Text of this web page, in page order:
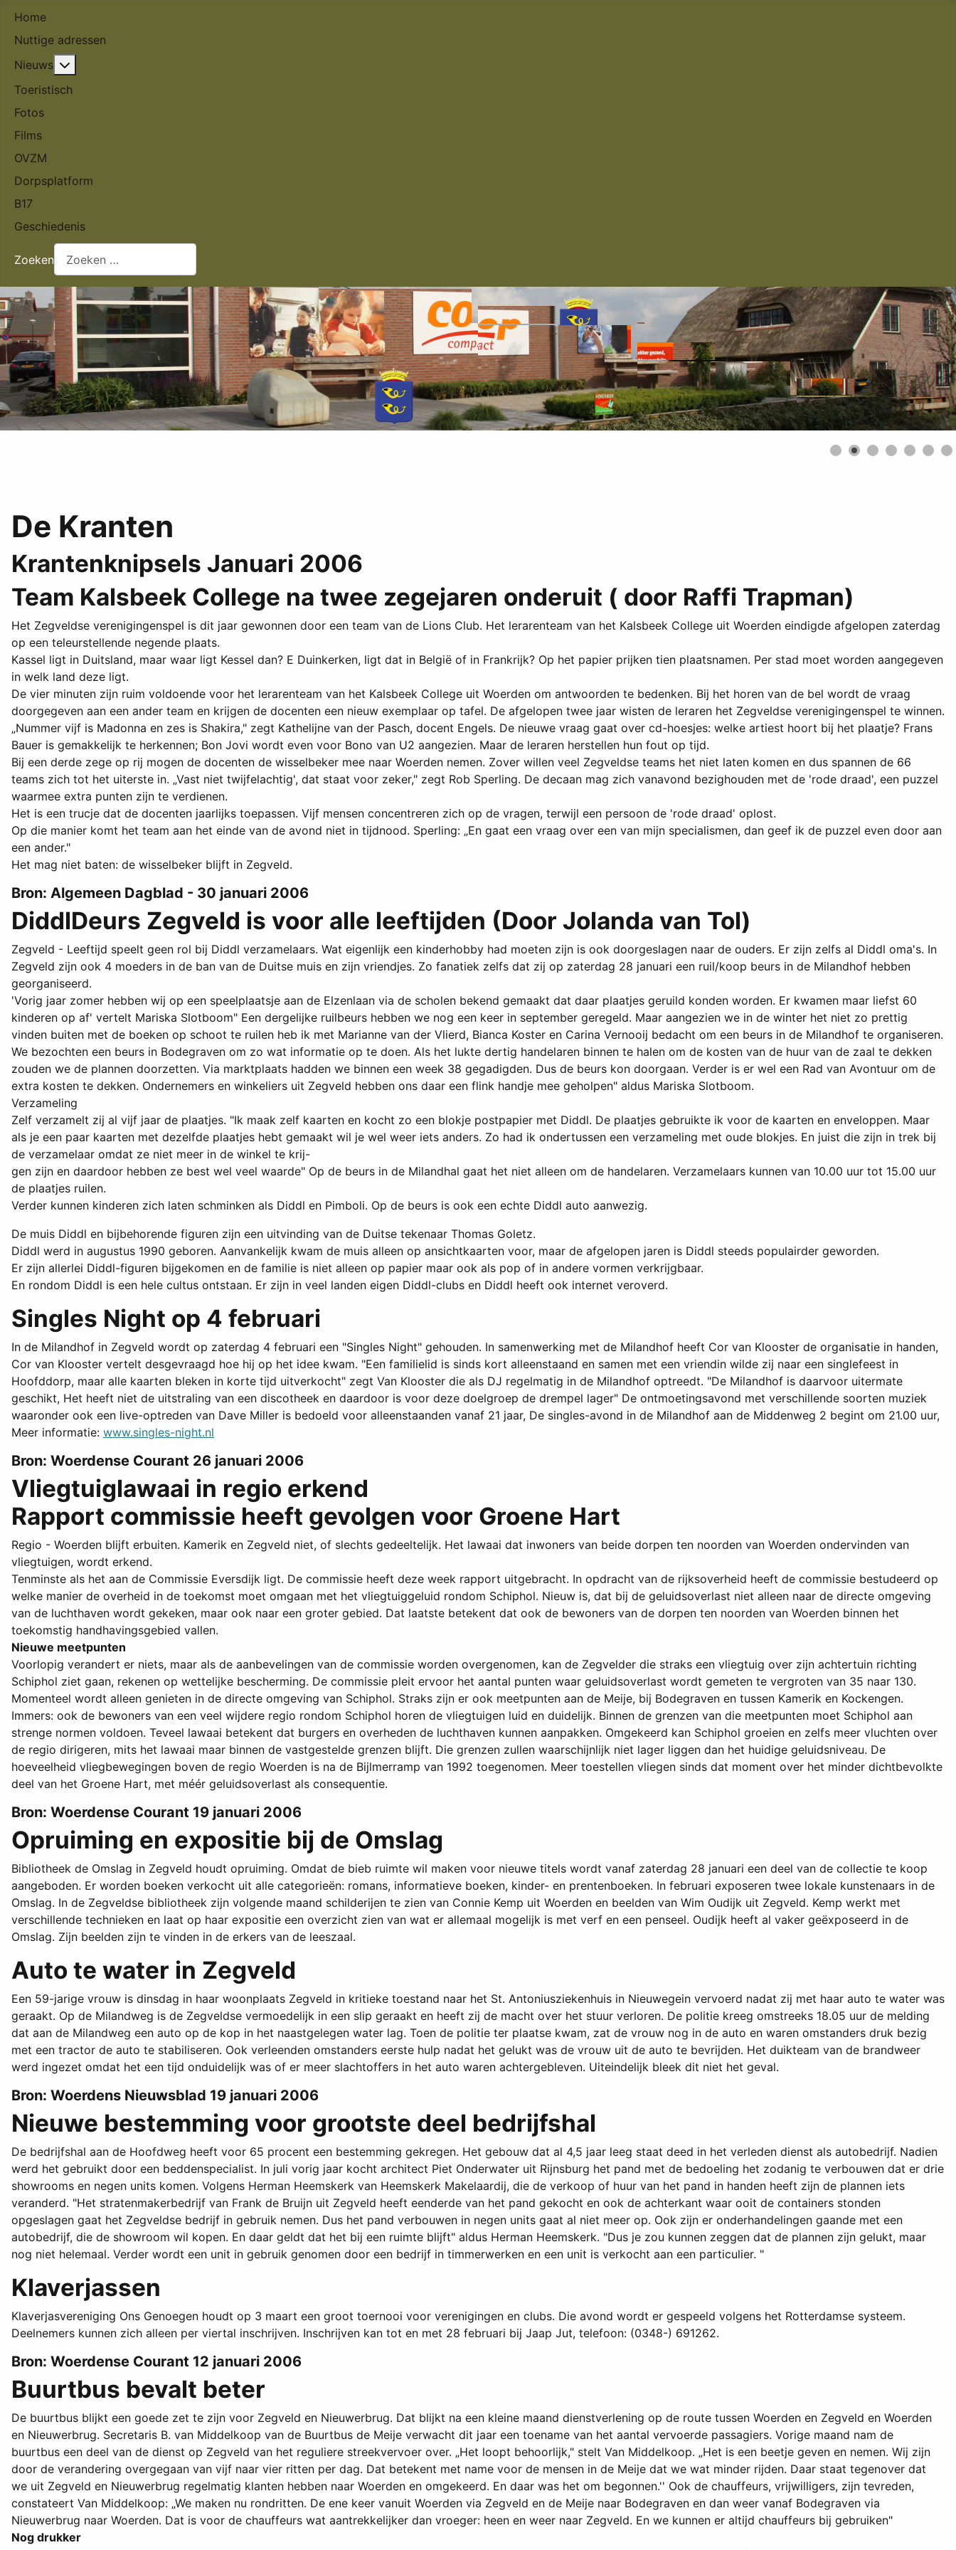
Home
Nuttige adressen
Nieuws
Toeristisch
Fotos
Films
OVZM
Dorpsplatform
B17
Geschiedenis
Zoeken
De Kranten
Krantenknipsels Januari 2006
Team Kalsbeek College na twee zegejaren onderuit ( door Raffi Trapman)
Het Zegveldse verenigingenspel is dit jaar gewonnen door een team van de Lions Club. Het lerarenteam van het Kalsbeek College uit Woerden eindigde afgelopen zaterdag
op een teleurstellende negende plaats.
Kassel ligt in Duitsland, maar waar ligt Kessel dan? E Duinkerken, ligt dat in België of in Frankrijk? Op het papier prijken tien plaatsnamen. Per stad moet worden aangegeven
in welk land deze ligt.
De vier minuten zijn ruim voldoende voor het lerarenteam van het Kalsbeek College uit Woerden om antwoorden te bedenken. Bij het horen van de bel wordt de vraag
doorgegeven aan een ander team en krijgen de docenten een nieuw exemplaar op tafel. De afgelopen twee jaar wisten de leraren het Zegveldse verenigingenspel te winnen.
„Nummer vijf is Madonna en zes is Shakira," zegt Kathelijne van der Pasch, docent Engels. De nieuwe vraag gaat over cd-hoesjes: welke artiest hoort bij het plaatje? Frans
Bauer is gemakkelijk te herkennen; Bon Jovi wordt even voor Bono van U2 aangezien. Maar de leraren herstellen hun fout op tijd.
Bij een derde zege op rij mogen de docenten de wisselbeker mee naar Woerden nemen. Zover willen veel Zegveldse teams het niet laten komen en dus spannen de 66
teams zich tot het uiterste in. „Vast niet twijfelachtig', dat staat voor zeker," zegt Rob Sperling. De decaan mag zich vanavond bezighouden met de 'rode draad', een puzzel
waarmee extra punten zijn te verdienen.
Het is een trucje dat de docenten jaarlijks toepassen. Vijf mensen concentreren zich op de vragen, terwijl een persoon de 'rode draad' oplost.
Op die manier komt het team aan het einde van de avond niet in tijdnood. Sperling: „En gaat een vraag over een van mijn specialismen, dan geef ik de puzzel even door aan
een ander."
Het mag niet baten: de wisselbeker blijft in Zegveld.
Bron: Algemeen Dagblad - 30 januari 2006
DiddlDeurs Zegveld is voor alle leeftijden (Door Jolanda van Tol)
Zegveld - Leeftijd speelt geen rol bij Diddl verzamelaars. Wat eigenlijk een kinderhobby had moeten zijn is ook doorgeslagen naar de ouders. Er zijn zelfs al Diddl oma's. In
Zegveld zijn ook 4 moeders in de ban van de Duitse muis en zijn vriendjes. Zo fanatiek zelfs dat zij op zaterdag 28 januari een ruil/koop beurs in de Milandhof hebben
georganiseerd.
'Vorig jaar zomer hebben wij op een speelplaatsje aan de Elzenlaan via de scholen bekend gemaakt dat daar plaatjes geruild konden worden. Er kwamen maar liefst 60
kinderen op af' vertelt Mariska Slotboom" Een dergelijke ruilbeurs hebben we nog een keer in september geregeld. Maar aangezien we in de winter het niet zo prettig
vinden buiten met de boeken op schoot te ruilen heb ik met Marianne van der Vlierd, Bianca Koster en Carina Vernooij bedacht om een beurs in de Milandhof te organiseren.
We bezochten een beurs in Bodegraven om zo wat informatie op te doen. Als het lukte dertig handelaren binnen te halen om de kosten van de huur van de zaal te dekken
zouden we de plannen doorzetten. Via marktplaats hadden we binnen een week 38 gegadigden. Dus de beurs kon doorgaan. Verder is er wel een Rad van Avontuur om de
extra kosten te dekken. Ondernemers en winkeliers uit Zegveld hebben ons daar een flink handje mee geholpen" aldus Mariska Slotboom.
Verzameling
Zelf verzamelt zij al vijf jaar de plaatjes. "Ik maak zelf kaarten en kocht zo een blokje postpapier met Diddl. De plaatjes gebruikte ik voor de kaarten en enveloppen. Maar
als je een paar kaarten met dezelfde plaatjes hebt gemaakt wil je wel weer iets anders. Zo had ik ondertussen een verzameling met oude blokjes. En juist die zijn in trek bij
de verzamelaar omdat ze niet meer in de winkel te krij-
gen zijn en daardoor hebben ze best wel veel waarde" Op de beurs in de Milandhal gaat het niet alleen om de handelaren. Verzamelaars kunnen van 10.00 uur tot 15.00 uur
de plaatjes ruilen.
Verder kunnen kinderen zich laten schminken als Diddl en Pimboli. Op de beurs is ook een echte Diddl auto aanwezig.
De muis Diddl en bijbehorende figuren zijn een uitvinding van de Duitse tekenaar Thomas Goletz.
Diddl werd in augustus 1990 geboren. Aanvankelijk kwam de muis alleen op ansichtkaarten voor, maar de afgelopen jaren is Diddl steeds populairder geworden.
Er zijn allerlei Diddl-figuren bijgekomen en de familie is niet alleen op papier maar ook als pop of in andere vormen verkrijgbaar.
En rondom Diddl is een hele cultus ontstaan. Er zijn in veel landen eigen Diddl-clubs en Diddl heeft ook internet veroverd.
Singles Night op 4 februari
In de Milandhof in Zegveld wordt op zaterdag 4 februari een "Singles Night" gehouden. In samenwerking met de Milandhof heeft Cor van Klooster de organisatie in handen,
Cor van Klooster vertelt desgevraagd hoe hij op het idee kwam. "Een familielid is sinds kort alleenstaand en samen met een vriendin wilde zij naar een singlefeest in
Hoofddorp, maar alle kaarten bleken in korte tijd uitverkocht" zegt Van Klooster die als DJ regelmatig in de Milandhof optreedt. "De Milandhof is daarvoor uitermate
geschikt, Het heeft niet de uitstraling van een discotheek en daardoor is voor deze doelgroep de drempel lager" De ontmoetingsavond met verschillende soorten muziek
waaronder ook een live-optreden van Dave Miller is bedoeld voor alleenstaanden vanaf 21 jaar, De singles-avond in de Milandhof aan de Middenweg 2 begint om 21.00 uur,
Meer informatie: www.singles-night.nl
Bron: Woerdense Courant 26 januari 2006
Vliegtuiglawaai in regio erkend
Rapport commissie heeft gevolgen voor Groene Hart
Regio - Woerden blijft erbuiten. Kamerik en Zegveld niet, of slechts gedeeltelijk. Het lawaai dat inwoners van beide dorpen ten noorden van Woerden ondervinden van
vliegtuigen, wordt erkend.
Tenminste als het aan de Commissie Eversdijk ligt. De commissie heeft deze week rapport uitgebracht. In opdracht van de rijksoverheid heeft de commissie bestudeerd op
welke manier de overheid in de toekomst moet omgaan met het vliegtuiggeluid rondom Schiphol. Nieuw is, dat bij de geluidsoverlast niet alleen naar de directe omgeving
van de luchthaven wordt gekeken, maar ook naar een groter gebied. Dat laatste betekent dat ook de bewoners van de dorpen ten noorden van Woerden binnen het
toekomstig handhavingsgebied vallen.
Nieuwe meetpunten
Voorlopig verandert er niets, maar als de aanbevelingen van de commissie worden overgenomen, kan de Zegvelder die straks een vliegtuig over zijn achtertuin richting
Schiphol ziet gaan, rekenen op wettelijke bescherming. De commissie pleit ervoor het aantal punten waar geluidsoverlast wordt gemeten te vergroten van 35 naar 130.
Momenteel wordt alleen genieten in de directe omgeving van Schiphol. Straks zijn er ook meetpunten aan de Meije, bij Bodegraven en tussen Kamerik en Kockengen.
Immers: ook de bewoners van een veel wijdere regio rondom Schiphol horen de vliegtuigen luid en duidelijk. Binnen de grenzen van die meetpunten moet Schiphol aan
strenge normen voldoen. Teveel lawaai betekent dat burgers en overheden de luchthaven kunnen aanpakken. Omgekeerd kan Schiphol groeien en zelfs meer vluchten over
de regio dirigeren, mits het lawaai maar binnen de vastgestelde grenzen blijft. Die grenzen zullen waarschijnlijk niet lager liggen dan het huidige geluidsniveau. De
hoeveelheid vliegbewegingen boven de regio Woerden is na de Bijlmerramp van 1992 toegenomen. Meer toestellen vliegen sinds dat moment over het minder dichtbevolkte
deel van het Groene Hart, met méér geluidsoverlast als consequentie.
Bron: Woerdense Courant 19 januari 2006
Opruiming en expositie bij de Omslag
Bibliotheek de Omslag in Zegveld houdt opruiming. Omdat de bieb ruimte wil maken voor nieuwe titels wordt vanaf zaterdag 28 januari een deel van de collectie te koop
aangeboden. Er worden boeken verkocht uit alle categorieën: romans, informatieve boeken, kinder- en prentenboeken. In februari exposeren twee lokale kunstenaars in de
Omslag. In de Zegveldse bibliotheek zijn volgende maand schilderijen te zien van Connie Kemp uit Woerden en beelden van Wim Oudijk uit Zegveld. Kemp werkt met
verschillende technieken en laat op haar expositie een overzicht zien van wat er allemaal mogelijk is met verf en een penseel. Oudijk heeft al vaker geëxposeerd in de
Omslag. Zijn beelden zijn te vinden in de erkers van de leeszaal.
Auto te water in Zegveld
Een 59-jarige vrouw is dinsdag in haar woonplaats Zegveld in kritieke toestand naar het St. Antoniusziekenhuis in Nieuwegein vervoerd nadat zij met haar auto te water was
geraakt. Op de Milandweg is de Zegveldse vermoedelijk in een slip geraakt en heeft zij de macht over het stuur verloren. De politie kreeg omstreeks 18.05 uur de melding
dat aan de Milandweg een auto op de kop in het naastgelegen water lag. Toen de politie ter plaatse kwam, zat de vrouw nog in de auto en waren omstanders druk bezig
met een tractor de auto te stabiliseren. Ook verleenden omstanders eerste hulp nadat het gelukt was de vrouw uit de auto te bevrijden. Het duikteam van de brandweer
werd ingezet omdat het een tijd onduidelijk was of er meer slachtoffers in het auto waren achtergebleven. Uiteindelijk bleek dit niet het geval.
Bron: Woerdens Nieuwsblad 19 januari 2006
Nieuwe bestemming voor grootste deel bedrijfshal
De bedrijfshal aan de Hoofdweg heeft voor 65 procent een bestemming gekregen. Het gebouw dat al 4,5 jaar leeg staat deed in het verleden dienst als autobedrijf. Nadien
werd het gebruikt door een beddenspecialist. In juli vorig jaar kocht architect Piet Onderwater uit Rijnsburg het pand met de bedoeling het zodanig te verbouwen dat er drie
showrooms en negen units komen. Volgens Herman Heemskerk van Heemskerk Makelaardij, die de verkoop of huur van het pand in handen heeft zijn de plannen iets
veranderd. "Het stratenmakerbedrijf van Frank de Bruijn uit Zegveld heeft eenderde van het pand gekocht en ook de achterkant waar ooit de containers stonden
opgeslagen gaat het Zegveldse bedrijf in gebruik nemen. Dus het pand verbouwen in negen units gaat al niet meer op. Ook zijn er onderhandelingen gaande met een
autobedrijf, die de showroom wil kopen. En daar geldt dat het bij een ruimte blijft" aldus Herman Heemskerk. "Dus je zou kunnen zeggen dat de plannen zijn gelukt, maar
nog niet helemaal. Verder wordt een unit in gebruik genomen door een bedrijf in timmerwerken en een unit is verkocht aan een particulier. "
Klaverjassen
Klaverjasvereniging Ons Genoegen houdt op 3 maart een groot toernooi voor verenigingen en clubs. Die avond wordt er gespeeld volgens het Rotterdamse systeem.
Deelnemers kunnen zich alleen per viertal inschrijven. Inschrijven kan tot en met 28 februari bij Jaap Jut, telefoon: (0348-) 691262.
Bron: Woerdense Courant 12 januari 2006
Buurtbus bevalt beter
De buurtbus blijkt een goede zet te zijn voor Zegveld en Nieuwerbrug. Dat blijkt na een kleine maand dienstverlening op de route tussen Woerden en Zegveld en Woerden
en Nieuwerbrug. Secretaris B. van Middelkoop van de Buurtbus de Meije verwacht dit jaar een toename van het aantal vervoerde passagiers. Vorige maand nam de
buurtbus een deel van de dienst op Zegveld van het reguliere streekvervoer over. „Het loopt behoorlijk," stelt Van Middelkoop. „Het is een beetje geven en nemen. Wij zijn
door de verandering overgegaan van vijf naar vier ritten per dag. Dat betekent met name voor de mensen in de Meije dat we wat minder rijden. Daar staat tegenover dat
we uit Zegveld en Nieuwerbrug regelmatig klanten hebben naar Woerden en omgekeerd. En daar was het om begonnen.'' Ook de chauffeurs, vrijwilligers, zijn tevreden,
constateert Van Middelkoop: „We maken nu rondritten. De ene keer vanuit Woerden via Zegveld en de Meije naar Bodegraven en dan weer vanaf Bodegraven via
Nieuwerbrug naar Woerden. Dat is voor de chauffeurs wat aantrekkelijker dan vroeger: heen en weer naar Zegveld. En we kunnen er altijd chauffeurs bij gebruiken"
Nog drukker